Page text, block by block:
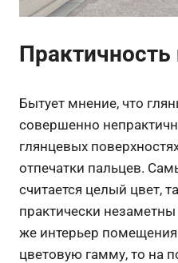
Практичность
Бытует мнение, что
совершенно
глянцевых
отпечатки пальцев.
считается целый цвет,
практически
же интерьер
цветовую гамму, то на